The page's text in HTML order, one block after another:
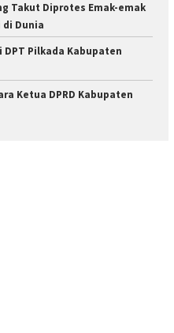
Takut Diprotes Emak-emak
Dunia
DPT Pilkada Kabupaten
Ketua DPRD Kabupaten